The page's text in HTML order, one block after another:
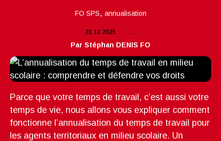
FO SPS, annualisation
31.10.2025 …
Par Stéphan DENIS FO
Parce que votre temps de travail, c’est aussi votre
temps de vie, nous allons vous expliquer comment
fonctionne l’annualisation du temps de travail pour
les agents territoriaux en milieu scolaire. Un